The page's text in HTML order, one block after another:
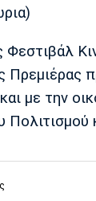
Φεστιβάλ
με την
Πολιτισμού